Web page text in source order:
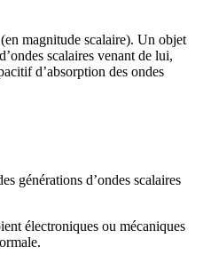
magnitude scalaire). Un objet
scalaires venant de lui,
d’absorption des ondes
générations d’ondes scalaires
électroniques ou mécaniques